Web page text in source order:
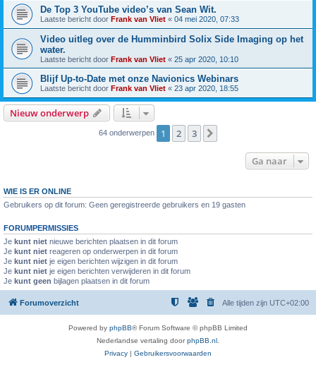
De Top 3 YouTube video’s van Sean Wit.
Laatste bericht door Frank van Vliet « 04 mei 2020, 07:33
Video uitleg over de Humminbird Solix Side Imaging op het
water.
Laatste bericht door Frank van Vliet « 25 apr 2020, 10:10
Blijf Up-to-Date met onze Navionics Webinars
Laatste bericht door Frank van Vliet « 23 apr 2020, 18:55
Nieuw onderwerp
64 onderwerpen 1 2 3
Ga naar
WIE IS ER ONLINE
Gebruikers op dit forum: Geen geregistreerde gebruikers en 19 gasten
FORUMPERMISSIES
Je kunt niet nieuwe berichten plaatsen in dit forum
Je kunt niet reageren op onderwerpen in dit forum
Je kunt niet je eigen berichten wijzigen in dit forum
Je kunt niet je eigen berichten verwijderen in dit forum
Je kunt geen bijlagen plaatsen in dit forum
Forumoverzicht Alle tijden zijn UTC+02:00
Powered by phpBB® Forum Software © phpBB Limited
Nederlandse vertaling doorphpBB.nl
Privacy | Gebruikersvoorwaarden